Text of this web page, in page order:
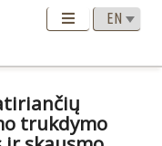
trukdymo